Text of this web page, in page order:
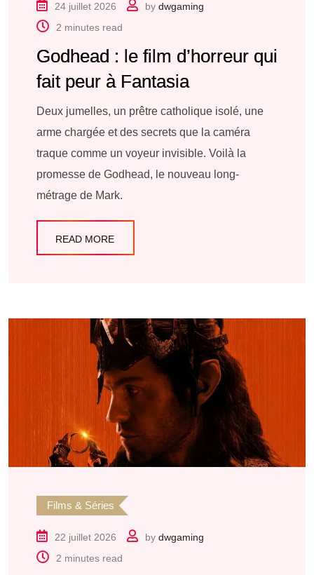
24 juillet 2026 by dwgaming
2 minutes read
Godhead : le film d’horreur qui
fait peur à Fantasia
Deux jumelles, un prêtre catholique isolé, une
arme chargée et des secrets que la caméra
traque comme un voyeur invisible. Voilà la
promesse de Godhead, le nouveau long-
métrage de Mark.
READ MORE
Films & Séries
22 juillet 2026 by dwgaming
2 minutes read